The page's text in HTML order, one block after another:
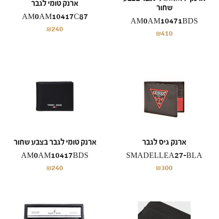
ארנק טומי לגבר
AM0AM10417C87
₪240
שחור
AM0AM10471BDS
₪410
ארנק טומי לגבר בצבע שחור
AM0AM10417BDS
₪240
ארנק גיס לגבר
SMADELLEA27-BLA
₪300